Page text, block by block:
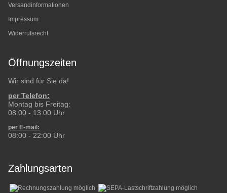
Versandinformationen
Impressum
Widerrufsrecht
Öffnungszeiten
Wir sind für Sie da!
per Telefon:
Montag bis Freitag:
08:00 - 13:00 Uhr
per E-mail:
08:00 - 22:00 Uhr
Zahlungsarten